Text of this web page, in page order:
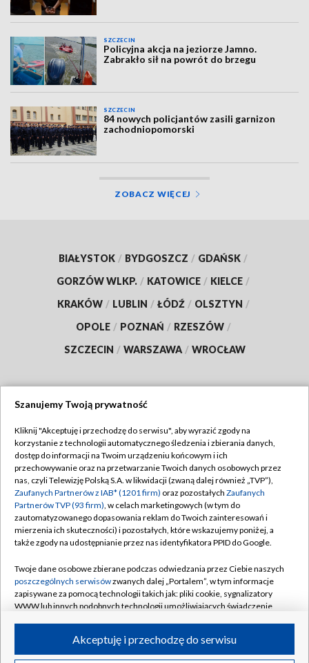
SZCZECIN
Policyjna akcja na jeziorze Jamno.
Zabrakło sił na powrót do brzegu
SZCZECIN
84 nowych policjantów zasili garnizon
zachodniopomorski
ZOBACZ WIĘCEJ
BIAŁYSTOK / BYDGOSZCZ / GDAŃSK /
GORZÓW WLKP. / KATOWICE / KIELCE /
KRAKÓW / LUBLIN / ŁÓDŹ / OLSZTYN /
OPOLE / POZNAŃ / RZESZÓW /
SZCZECIN / WARSZAWA / WROCŁAW
TVP
Abonament TVP
Emisja w TVP
Centrum informacji TVP
Naziemna Telewizja Cyfrowa
Rada Programowa
System NOS
Informacje o nadawcy
Program dla prasy
Regulamin TVP
Polityka prywatności
Moje zgody
Pomoc
Kontakt
Kanały
©2026 Telewizja Polska S.A. w likwidacji
Szanujemy Twoją prywatność
Kliknij "Akceptuję i przechodzę do serwisu", aby wyrazić zgody na
korzystanie z technologii automatycznego śledzenia i zbierania danych,
dostęp do informacji na Twoim urządzeniu końcowym i ich
przechowywanie oraz na przetwarzanie Twoich danych osobowych przez
nas, czyli Telewizję Polską S.A. w likwidacji (zwaną dalej również „TVP”),
Zaufanych Partnerów z IAB* (1201 firm) oraz pozostałych Zaufanych
Partnerów TVP (93 firm), w celach marketingowych (w tym do
zautomatyzowanego dopasowania reklam do Twoich zainteresowań i
mierzenia ich skuteczności) i pozostałych, które wskazujemy poniżej, a
także zgody na udostępnianie przez nas identyfikatora PPID do Google.
Twoje dane osobowe zbierane podczas odwiedzania przez Ciebie naszych
poszczególnych serwisówzwanych dalej „Portalem”, w tym informacje
zapisywane za pomocą technologii takich jak: pliki cookie, sygnalizatory
WWW lub innych podobnych technologii umożliwiających świadczenie
ruchu w Internecie.Akceptuję i przechodzę do serwisu